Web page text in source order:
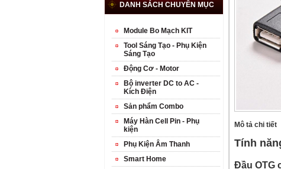
Mô tả chi tiết
Tính
Đầu OTG
DANH SÁCH CHUYÊN MỤC
Module Bo Mạch KIT
Tool Sáng Tạo - Phụ Kiện
Sáng Tạo
Động Cơ - Motor
Bộ inverter DC to AC -
Kích Điện
Sản phẩm Combo
Máy Hàn Cell Pin - Phụ
kiện
Phụ Kiện Âm Thanh
Smart Home